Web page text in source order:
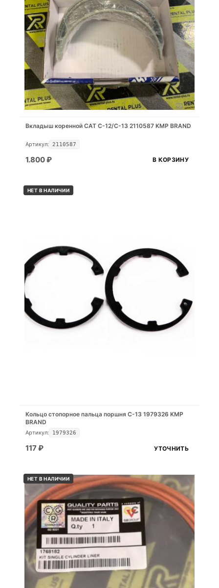
Вкладыш коренной CAT C-12/C-13 2110587 KMP BRAND
Артикул: 2110587
1.800₽ В КОРЗИНУ
НЕТ В НАЛИЧИИ
Кольцо стопорное пальца поршня C-13 1979326 KMP
BRAND
Артикул: 1979326
117₽ УТОЧНИТЬ
НЕТ В НАЛИЧИИ